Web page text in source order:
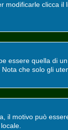
modificarle clicca il
essere quella di
che solo gli
il motivo può